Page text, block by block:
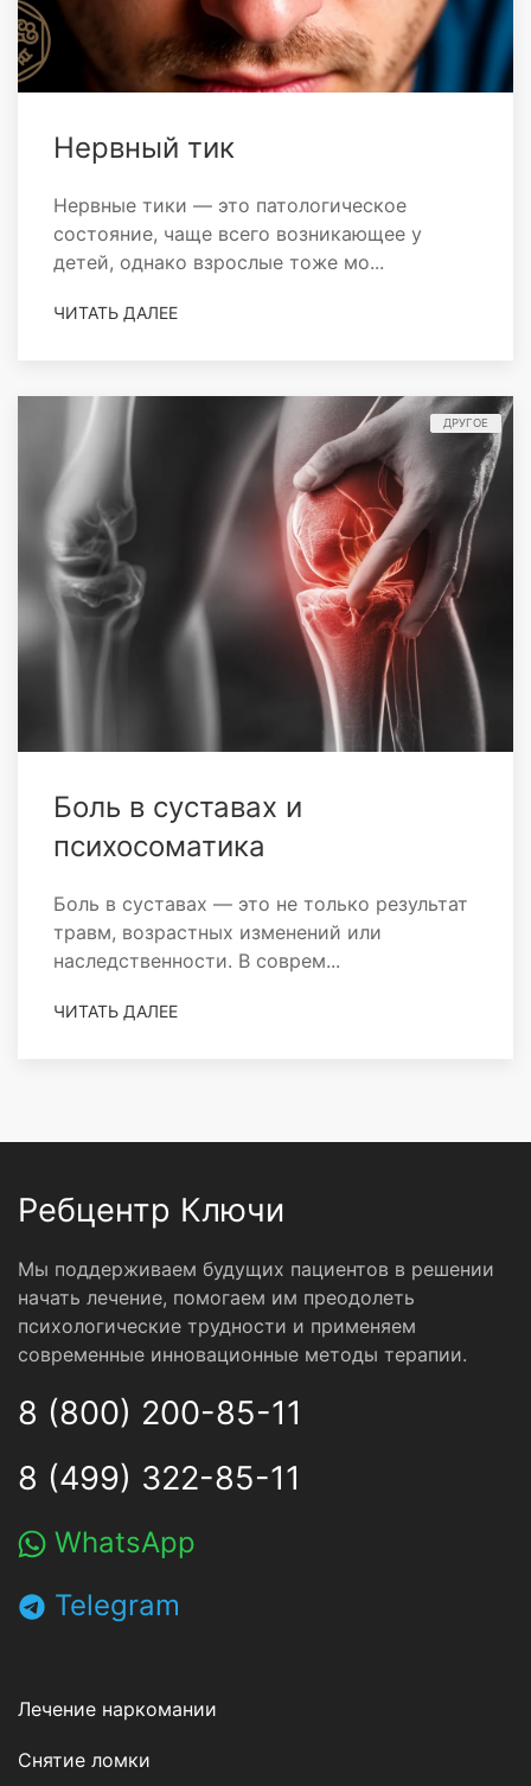
Нервный тик
Нервные тики — это патологическое
состояние, чаще всего возникающее у
детей, однако взрослые тоже мо...
ЧИТАТЬ ДАЛЕЕ
ДРУГОЕ
Боль в суставах и
психосоматика
Боль в суставах — это не только результат
травм, возрастных изменений или
наследственности. В соврем...
ЧИТАТЬ ДАЛЕЕ
Ребцентр Ключи
Мы поддерживаем будущих пациентов в решении
начать лечение, помогаем им преодолеть
психологические трудности и применяем
современные инновационные методы терапии.
8 (800) 200-85-11
8 (499) 322-85-11
WhatsApp
Telegram
Лечение наркомании
Снятие ломки